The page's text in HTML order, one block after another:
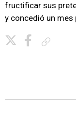
fructificar sus
y concedió un